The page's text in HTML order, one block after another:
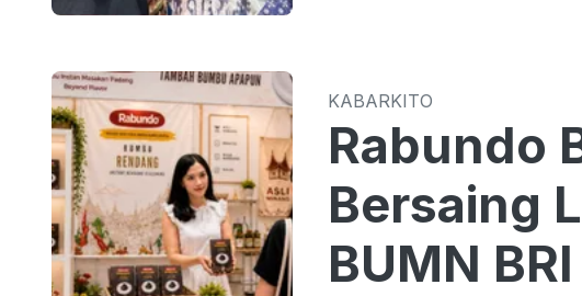
KABARKITO
Rabundo
Bersaing
BUMN BRI